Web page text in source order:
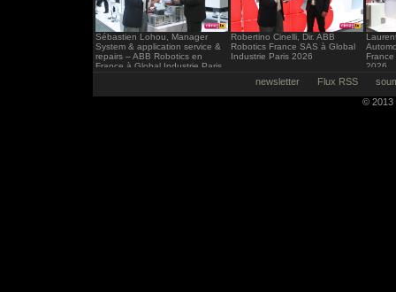
Sébastien Lohou, Manager
System & application service &
repairs – ABB Robotics en
France à Global Industrie Paris
Robertino Cinelli, Dir. ABB
Robotics France SAS à Global
Industrie Paris 2026
2026
newsletter Flux RSS
© 2013